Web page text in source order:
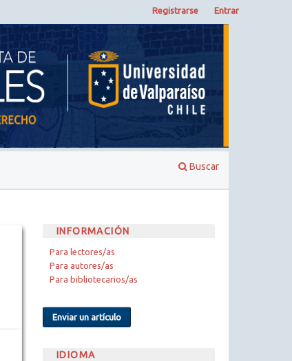
Buscar
Registrarse Entrar
INFORMACIÓN
Para lectores/as
Para autores/as
Para bibliotecarios/as
Enviar un artículo
IDIOMA